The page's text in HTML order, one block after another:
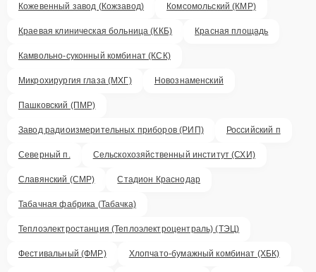
Кожевенный завод (Кожзавод) Комсомольский (КМР)
Краевая клиническая больница (ККБ) Красная площадь
Камвольно-суконный комбинат (КСК)
Микрохирургия глаза (МХГ) Новознаменский
Пашковский (ПМР)
Завод радиоизмерительных приборов (РИП) Российский п
Северный п. Сельскохозяйственный институт (СХИ)
Славянский (СМР) Стадион Краснодар
Табачная фабрика (Табачка)
Теплоэлектростанция (Теплоэлектроцентраль) (ТЭЦ)
Фестивальный (ФМР) Хлопчато-бумажный комбинат (ХБК)